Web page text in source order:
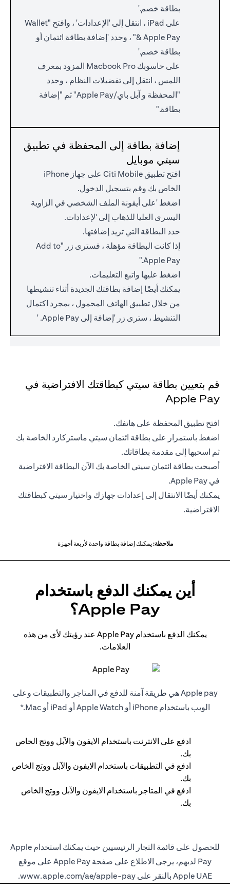
بطاقة خصم.'
على iPad ، انتقل إلى 'الإعدادات' ، وافتح "Wallet
& Apple Pay" ، وحدد 'إضافة بطاقة ائتمان أو
بطاقة خصم.'
على حاسوبك Macbook Pro المزود بمعرف
اللمس ، انتقل إلى تفضيلات النظام ، وحدد
"المحفظة و آبل باي/Apple Pay" ثم "إضافة
بطاقة."
إضافة بطاقة إلى المحفظة في تطبيق
سيتي موبايل
افتح تطبيق Citi Mobile على جهاز iPhone
الخاص بك وقم بتسجيل الدخول.
اضغط 'على أيقونة الملف الشخصي في الزاوية
اليسرى العليا للذهاب إلى 'لإعدادات.
حدد البطاقة التي تريد إضافتها.
إذا كانت البطاقة مؤهلة ، فسترى زر "Add to
Apple Pay."
اضغط عليها واتبع التعليمات.
يمكنك أيضًا إضافة بطاقتك الجديدة أثناء تنشيطها
من خلال تطبيق الهاتف المحمول ، بمجرد اكتمال
التنشيط ، سترى زر 'إضافة إلى Apple Pay. '
قم بتعيين بطاقة سيتي كبطاقتك الافتراضية في
Apple Pay
افتح تطبيق المحفظة على هاتفك.
اضغط باستمرار على بطاقة ائتمان سيتي ماستركارد الخاصة بك
ثم اسحبها إلى مقدمة بطاقاتك.
أصبحت بطاقة ائتمان سيتي الخاصة بك الآن البطاقة الافتراضية
في Apple Pay.
يمكنك أيضًا الانتقال إلى إعدادات جهازك واختيار سيتي كبطاقتك
الافتراضية.
ملاحظة:يمكنك إضافة بطاقة واحدة لأربعة أجهزة
أين يمكنك الدفع باستخدام
Apple Pay؟
يمكنك الدفع باستخدام Apple Pay عند رؤيتك لأي من هذه
العلامات.
Apple pay هي طريقة آمنة للدفع في المتاجر والتطبيقات وعلى
الويب باستخدام iPhone أو Apple Watch أو iPad أو Mac.*
ادفع على الانترنت باستخدام الايفون والآبل ووتج الخاص
بك.
ادفع في التطبيقات باستخدام الايفون والآبل ووتج الخاص
بك.
ادفع في المتاجر باستخدام الايفون والآبل ووتج الخاص
بك.
للحصول على قائمة التجار الرئيسيين حيث يمكنك استخدام Apple
Pay لديهم، يرجى الاطلاع على صفحة Apple Pay على موقع
Apple UAE بالنقر على
www.apple.com/ae/apple-pay
.